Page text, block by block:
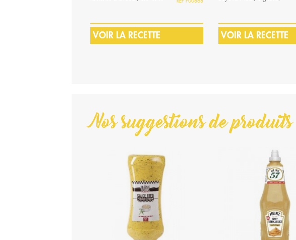
VOIR LA RECETTE VOIR LA RECETTE
Nos suggestions de produits